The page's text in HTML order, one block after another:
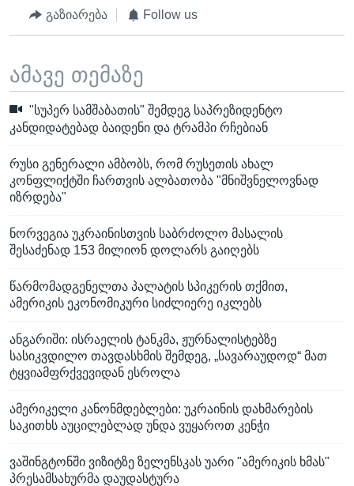
გაზიარება Follow us
ამავე თემაზე
"სუპერ სამშაბათის" შემდეგ საპრეზიდენტო
კანდიდატებად ბაიდენი და ტრამპი რჩებიან
რუსი გენერალი ამბობს, რომ რუსეთის ახალ
კონფლიქტში ჩართვის ალბათობა "მნიშვნელოვნად
იზრდება"
ნორვეგია უკრაინისთვის საბრძოლო მასალის
შესაძენად 153 მილიონ დოლარს გაიღებს
წარმომადგენელთა პალატის სპიკერის თქმით,
ამერიკის ეკონომიკური სიძლიერე იკლებს
ანგარიში: ისრაელის ტანკმა, ჟურნალისტებზე
სასიკვდილო თავდასხმის შემდეგ, „სავარაუდოდ“ მათ
ტყვიამფრქვევიდან ესროლა
ამერიკელი კანონმდებლები: უკრაინის დახმარების
საკითხს აუცილებლად უნდა ვუყაროთ კენჭი
ვაშინგტონში ვიზიტზე ზელენსკას უარი "ამერიკის ხმას"
პრესამსახურმა დაუდასტურა